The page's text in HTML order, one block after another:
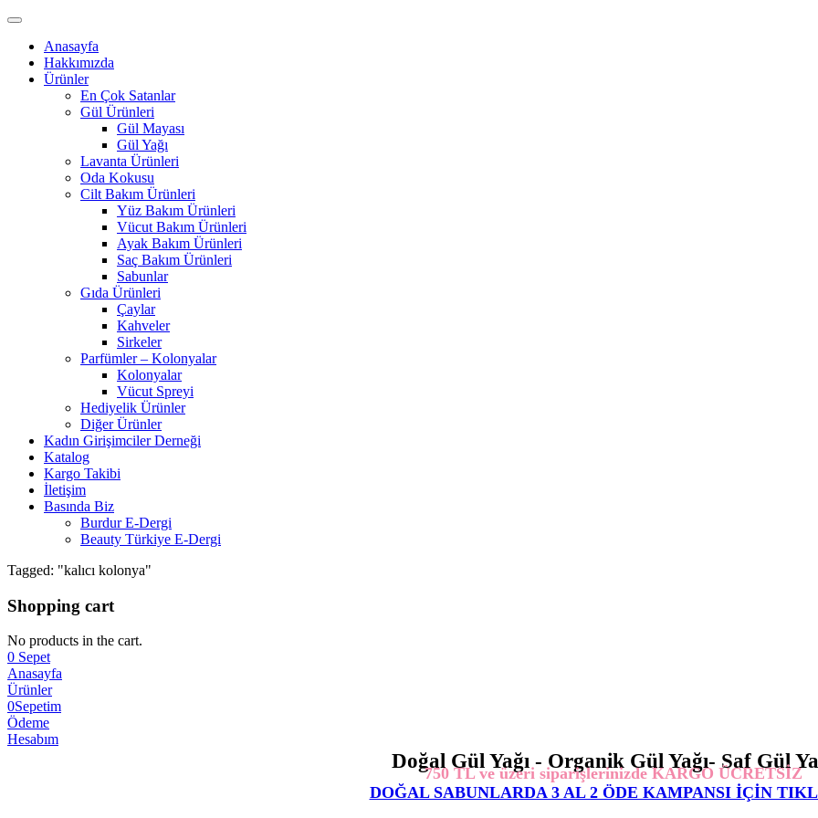
Anasayfa
Hakkımızda
Ürünler
En Çok Satanlar
Gül Ürünleri
Gül Mayası
Gül Yağı
Lavanta Ürünleri
Oda Kokusu
Cilt Bakım Ürünleri
Yüz Bakım Ürünleri
Vücut Bakım Ürünleri
Ayak Bakım Ürünleri
Saç Bakım Ürünleri
Sabunlar
Gıda Ürünleri
Çaylar
Kahveler
Sirkeler
Parfümler – Kolonyalar
Kolonyalar
Vücut Spreyi
Hediyelik Ürünler
Diğer Ürünler
Kadın Girişimciler Derneği
Katalog
Kargo Takibi
İletişim
Basında Biz
Burdur E-Dergi
Beauty Türkiye E-Dergi
Tagged: "kalıcı kolonya"
Shopping cart
No products in the cart.
0 Sepet
Anasayfa
Ürünler
0Sepetim
Ödeme
Hesabım
Doğal Gül Yağı - Organik Gül Yağı- Saf Gül
750 TL ve üzeri siparişlerinizde KARGO ÜCRETSİZ
DOĞAL SABUNLARDA 3 AL 2 ÖDE KAMPANSI İÇİN